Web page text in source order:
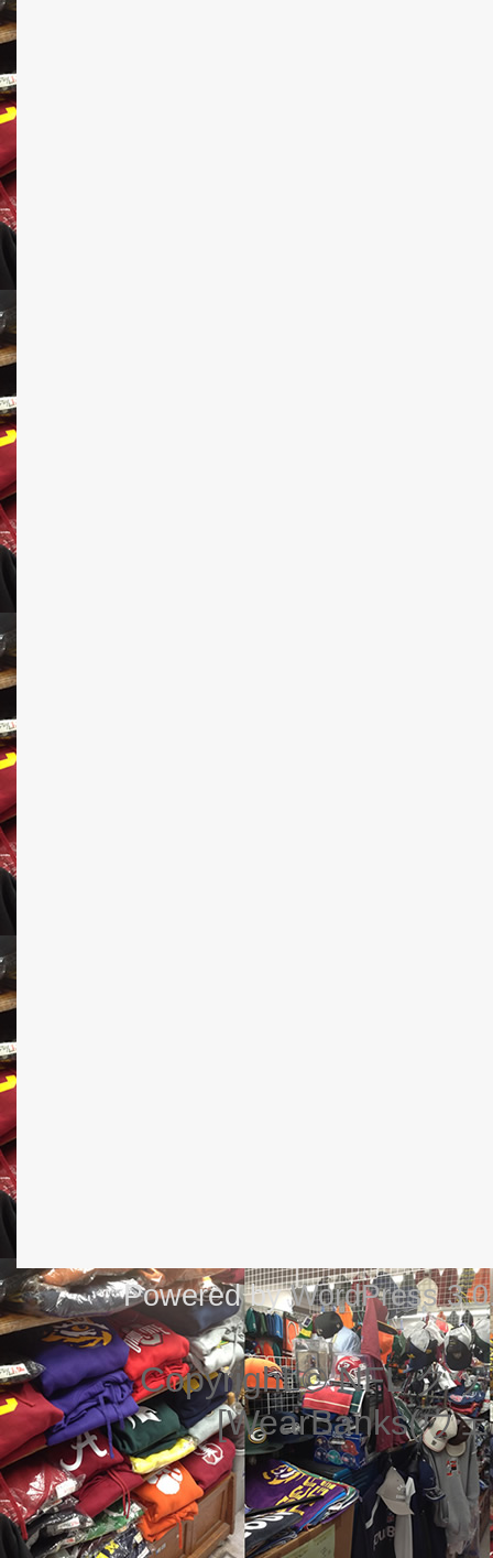
Powered byWordPress
Copyright © NFL グ
[WearBanks(ウ